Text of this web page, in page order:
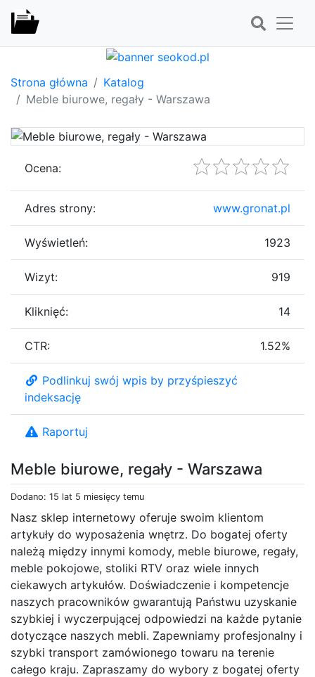
Strona główna
Katalog
Meble biurowe, regały - Warszawa
Meble biurowe, regały - Warszawa
Dodano: 15 lat 5 miesięcy temu
Nasz sklep internetowy oferuje swoim klientom
artykuły do wyposażenia wnętrz. Do bogatej oferty
należą między innymi komody, meble biurowe, regały,
meble pokojowe, stoliki RTV oraz wiele innych
ciekawych artykułów. Doświadczenie i kompetencje
naszych pracowników gwarantują Państwu uzyskanie
szybkiej i wyczerpującej odpowiedzi na każde pytanie
dotyczące naszych mebli. Zapewniamy profesjonalny i
szybki transport zamówionego towaru na terenie
całego kraju. Zapraszamy do wybory z bogatej oferty
Ocena:
Adres strony: www.gronat.pl
Wyświetleń: 1923
Wizyt: 919
Kliknięć: 14
CTR: 1.52%
Podlinkuj swój wpis by przyśpieszyć
indeksację
Raportuj